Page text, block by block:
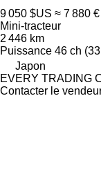
9 050 $US ≈ 7 880 €
Mini-tracteur
2 446 km
Puissance 46 ch
Japon
EVERY TRADING
Contacter le